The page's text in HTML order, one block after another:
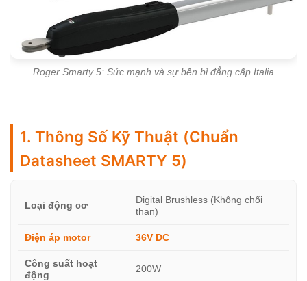
Roger Smarty 5: Sức mạnh và sự bền bỉ đẳng cấp Italia
1. Thông Số Kỹ Thuật (Chuẩn
Datasheet SMARTY 5)
Loại động cơ
Digital Brushless (Không chổi
than)
Điện áp motor 36V DC
Công suất hoạt
động
200W